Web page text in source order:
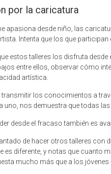
por la caricatura
apasiona desde niño, las
Intenta que los que
estos talleres los disfruta
entre ellos, observar cómo
artística.
los conocimientos a
uno, nos demuestra que todas
desde el fracaso también es
de hacer otros talleres con
es diferente, y notas que cuanto
mucho más que a los jóvenes